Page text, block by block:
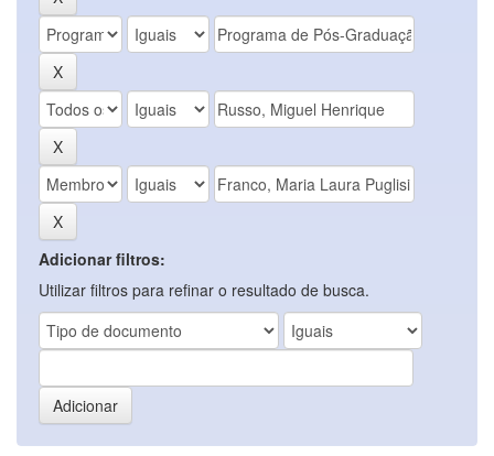
Adicionar filtros:
Utilizar filtros para refinar o resultado de busca.